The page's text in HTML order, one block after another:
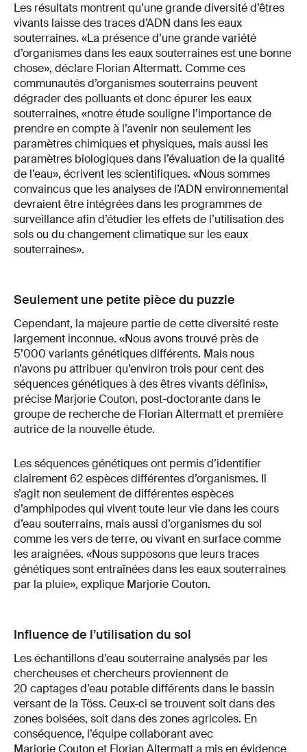
Les résultats montrent qu’une grande diversité d’êtres
vivants laisse des traces d’ADN dans les eaux
souterraines. «La présence d’une grande variété
d’organismes dans les eaux souterraines est une bonne
chose», déclare Florian Altermatt. Comme ces
communautés d’organismes souterrains peuvent
dégrader des polluants et donc épurer les eaux
souterraines, «notre étude souligne l’importance de
prendre en compte à l’avenir non seulement les
paramètres chimiques et physiques, mais aussi les
paramètres biologiques dans l’évaluation de la qualité
de l’eau», écrivent les scientifiques. «Nous sommes
convaincus que les analyses de l’ADN environnemental
devraient être intégrées dans les programmes de
surveillance afin d’étudier les effets de l’utilisation des
sols ou du changement climatique sur les eaux
souterraines».
Seulement une petite pièce du puzzle
Cependant, la majeure partie de cette diversité reste
largement inconnue. «Nous avons trouvé près de
5’000 variants génétiques différents. Mais nous
n’avons pu attribuer qu’environ trois pour cent des
séquences génétiques à des êtres vivants définis»,
précise Marjorie Couton, post-doctorante dans le
groupe de recherche de Florian Altermatt et première
autrice de la nouvelle étude.
Les séquences génétiques ont permis d’identifier
clairement 62 espèces différentes d’organismes. Il
s’agit non seulement de différentes espèces
d’amphipodes qui vivent toute leur vie dans les cours
d’eau souterrains, mais aussi d’organismes du sol
comme les vers de terre, ou vivant en surface comme
les araignées. «Nous supposons que leurs traces
génétiques sont entraînées dans les eaux souterraines
par la pluie», explique Marjorie Couton.
Influence de l’utilisation du sol
Les échantillons d’eau souterraine analysés par les
chercheuses et chercheurs proviennent de
20 captages d’eau potable différents dans le bassin
versant de la Töss. Ceux-ci se trouvent soit dans des
zones boisées, soit dans des zones agricoles. En
conséquence, l’équipe collaborant avec
Marjorie Couton et Florian Altermatt a mis en évidence